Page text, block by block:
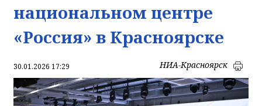
национальном центре
«Россия» в Красноярске
30.01.2026 17:29 НИА-Красноярск